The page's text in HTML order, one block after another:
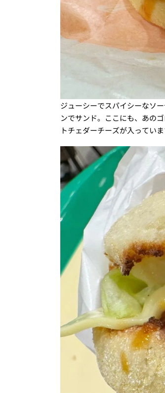
ジューシーでスパイシーなソ
ンでサンド。ここにも、あの
トチェダーチーズが入っていま